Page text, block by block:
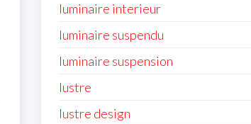
luminaire interieur
luminaire suspendu
luminaire suspension
lustre
lustre design